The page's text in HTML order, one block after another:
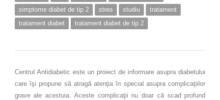
simptome diabet de tip 2
stres studiu
tratament
tratament diabet
tratament diabet de tip 2
Centrul Antidiabetic este un proiect de informare asupra diabetului
care îşi propune să atragă atenţia în special asupra complicaţiilor
grave ale acestuia. Aceste complicaţii nu doar că scad profund